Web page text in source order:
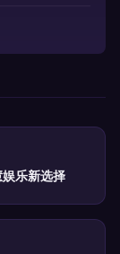
乐新选择